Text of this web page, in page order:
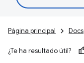
Página principal Docs
¿Te ha resultado útil?